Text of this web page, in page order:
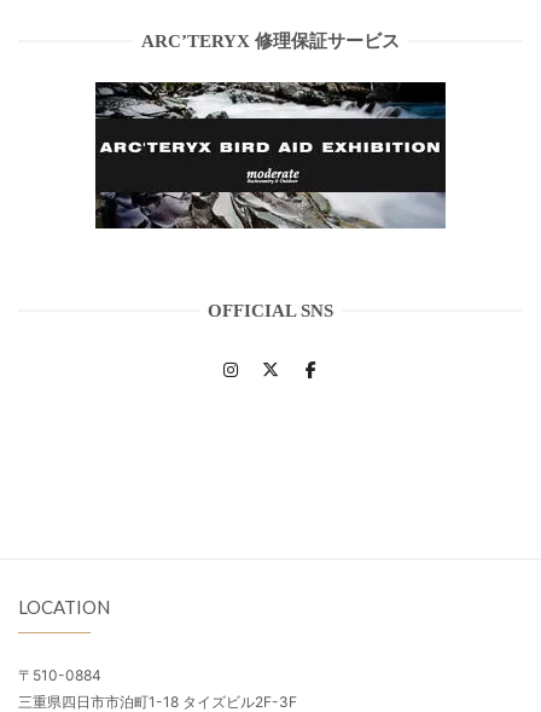
ARC’TERYX 修理保証サービス
OFFICIAL SNS
LOCATION
〒510-0884
三重県四日市市泊町1-18 タイズビル2F-3F